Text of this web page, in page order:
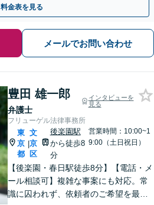
料金表を見る
メールでお問い合わせ
豊田 雄一郎
弁護士
インタビューを
見る
フリューゲル法律事務所
東
京
都
|
文
京
区
後楽園駅
から徒歩8
分
営業時間：10:00~1
9:00（土日祝日）
【後楽園・春日駅徒歩8分】【電話・メ
ール相談可】複雑な事案にも対応。常
識に囚われず、依頼者のご希望を最優